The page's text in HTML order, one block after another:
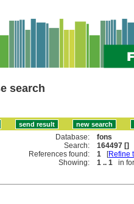
search
Database:
fons
Search:
164497 []
References found:
1 [Refine
Showing:
1 .. 1 in